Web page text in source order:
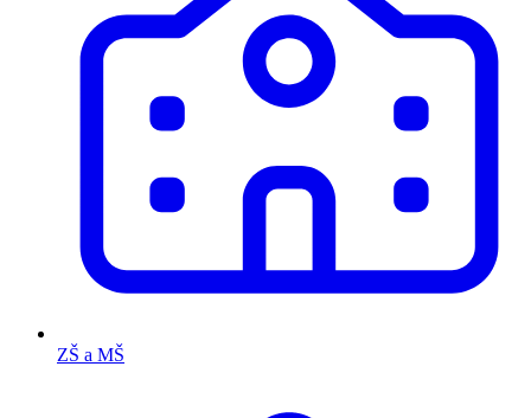
ZŠ a MŠ